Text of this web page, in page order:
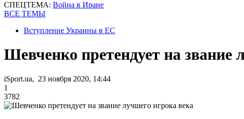
СПЕЦТЕМА: Война в Иране
ВСЕ ТЕМЫ
Вступление Украины в ЕС
Шевченко претендует на звание
iSport.ua, 23 ноября 2020, 14:44
1
3782